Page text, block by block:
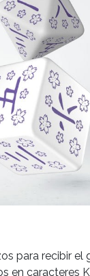
para recibir
en caracteres